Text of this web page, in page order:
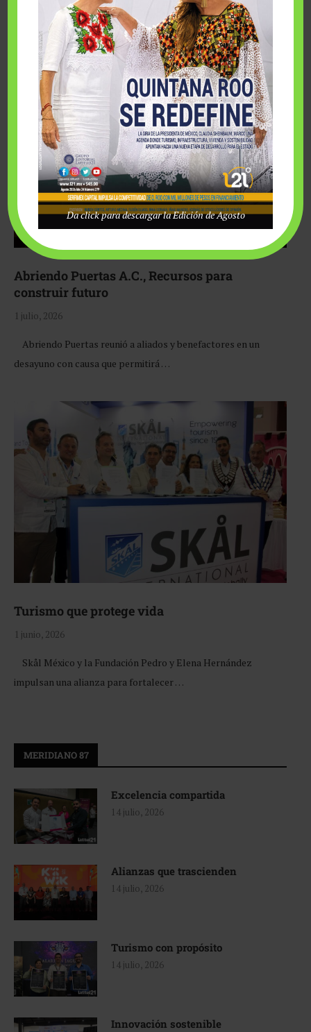
Fairmont Mayakoba y Make-A-Wish México unieron
esfuerzos para hacer realidad el deseo de una …
Abriendo Puertas A.C., Recursos para
construir futuro
1 julio, 2026
Abriendo Puertas reunió a aliados y benefactores en un
desayuno con causa que permitirá …
Turismo que protege vida
1 junio, 2026
Skål México y la Fundación Pedro y Elena Hernández
impulsan una alianza para fortalecer …
MERIDIANO 87
Excelencia compartida
14 julio, 2026
Alianzas que trascienden
14 julio, 2026
Turismo con propósito
14 julio, 2026
Innovación sostenible
Da click para descargar la Edición de Agosto